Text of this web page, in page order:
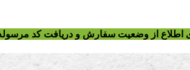
اطلاع از وضعیت سفارش و دریافتکد